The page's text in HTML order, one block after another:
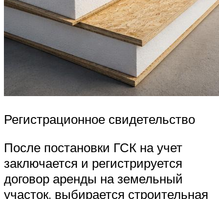
Регистрационное свидетельство
После постановки ГСК на учет
заключается и регистрируется
договор аренды на земельный
участок, выбирается строительная